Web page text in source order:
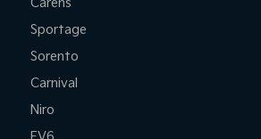
Carens
Sportage
Sorento
Carnival
Niro